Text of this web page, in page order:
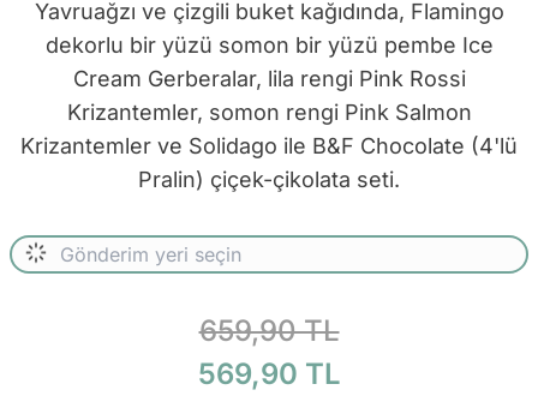
Yavruağzı ve çizgili buket kağıdında, Flamingo
dekorlu bir yüzü somon bir yüzü pembe Ice
Cream Gerberalar, lila rengi Pink Rossi
Krizantemler, somon rengi Pink Salmon
Krizantemler ve Solidago ile B&F Chocolate (4'lü
Pralin) çiçek-çikolata seti.
659,90 TL
569,90 TL